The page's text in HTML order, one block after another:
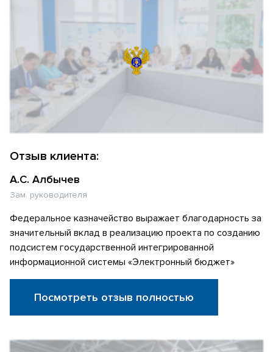
Отзыв клиента:
А.С. Албычев
Зам. руководителя
Федеральное казначейство выражает благодарность за
значительный вклад в реализацию проекта по созданию
подсистем государственной интегрированной
информационной системы «Электронный бюджет»
Посмотреть отзыв полностью